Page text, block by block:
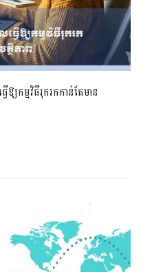
ម្មវិធីរុករកកាន់តែមាន